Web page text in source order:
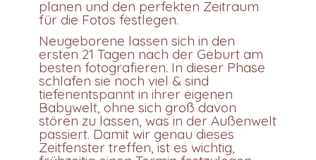
planen und den perfekten Zeitraum
für die Fotos festlegen.
Neugeborene lassen sich in den
ersten 21 Tagen nach der Geburt am
besten fotografieren. In dieser Phase
schlafen sie noch viel & sind
tiefenentspannt in ihrer eigenen
Babywelt, ohne sich groß davon
stören zu lassen, was in der Außenwelt
passiert. Damit wir genau dieses
Zeitfenster treffen, ist es wichtig,